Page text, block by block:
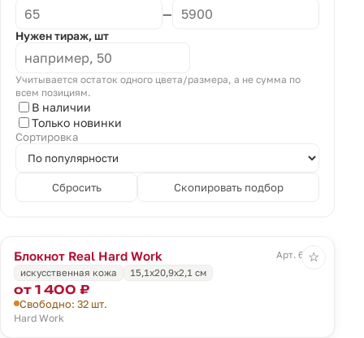
—
Нужен тираж, шт
Учитывается остаток одного цвета/размера, а не сумма по
всем позициям.
В наличии
Только новинки
Сортировка
Сбросить Скопировать подбор
Блокнот Real Hard Work
Арт. 6328
искусственная кожа
15,1х20,9х2,1 см
от 1 400 ₽
Свободно: 32 шт.
Hard Work
☆